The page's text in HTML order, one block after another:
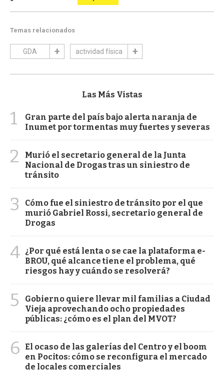
Temas relacionados
GDA actividad física
Las Más Vistas
1
Gran parte del país bajo alerta naranja de
Inumet por tormentas muy fuertes y severas
2
Murió el secretario general de la Junta
Nacional de Drogas tras un siniestro de
tránsito
3
Cómo fue el siniestro de tránsito por el que
murió Gabriel Rossi, secretario general de
Drogas
4 ¿Por qué está lenta o se cae la plataforma e-
BROU, qué alcance tiene el problema, qué
riesgos hay y cuándo se resolverá?
5
Gobierno quiere llevar mil familias a Ciudad
Vieja aprovechando ocho propiedades
públicas: ¿cómo es el plan del MVOT?
6
El ocaso de las galerías del Centro y el boom
en Pocitos: cómo se reconfigura el mercado
de locales comerciales